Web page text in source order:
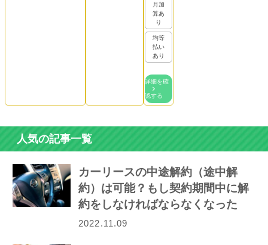
月加
算あ
り
均等
払い
あり
詳細を確
認する
人気の記事一覧
カーリースの中途解約（途中解
約）は可能？もし契約期間中に解
約をしなければならなくなった
ら…
2022.11.09